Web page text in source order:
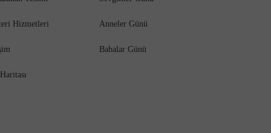
Hizmetleri Anneler Günü
Babalar Günü